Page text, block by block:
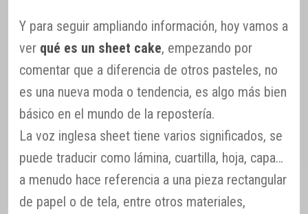
Y para seguir ampliando información, hoy vamos a
ver qué es un sheet cake, empezando por
comentar que a diferencia de otros pasteles, no
es una nueva moda o tendencia, es algo más bien
básico en el mundo de la repostería.
La voz inglesa sheet tiene varios significados, se
puede traducir como lámina, cuartilla, hoja, capa…
a menudo hace referencia a una pieza rectangular
de papel o de tela, entre otros materiales,